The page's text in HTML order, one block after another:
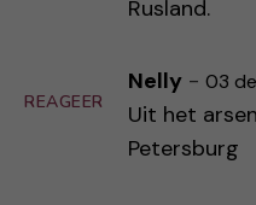
Rusland.
REAGEER
Nelly - 03
Uit het
Petersburg